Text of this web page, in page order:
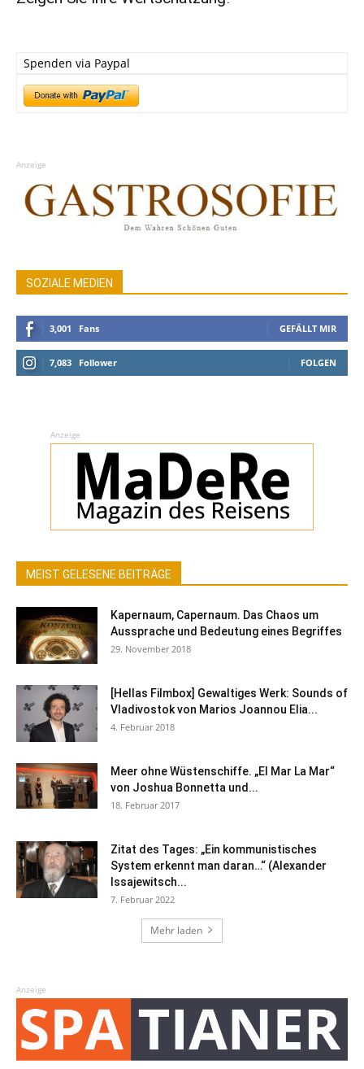
Spenden via Paypal
Anzeige
SOZIALE MEDIEN
3,001 Fans GEFÄLLT MIR
7,083 Follower FOLGEN
Anzeige
MEIST GELESENE BEITRÄGE
Kapernaum, Capernaum. Das Chaos um
Aussprache und Bedeutung eines Begriffes
29. November 2018
[Hellas Filmbox] Gewaltiges Werk: Sounds of
Vladivostok von Marios Joannou Elia...
4. Februar 2018
Meer ohne Wüstenschiffe. „El Mar La Mar“
von Joshua Bonnetta und...
18. Februar 2017
Zitat des Tages: „Ein kommunistisches
System erkennt man daran…“ (Alexander
Issajewitsch...
7. Februar 2022
Mehr laden
Anzeige